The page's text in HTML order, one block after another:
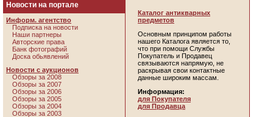
Новости на портале
Информ. агентство
Подписка на новости
Наши партнеры
Авторские права
Банк фотографий
Доска обьявлений
Новости с аукционов
Обзоры за 2008
Обзоры за 2007
Обзоры за 2006
Обзоры за 2005
Обзоры за 2004
Обзоры за 2003
Каталог антикварных
предметов
Основным принципом работы
нашего Каталога является то,
что при помощи Службы
Покупатель и Продавец
связываются напрямую, не
раскрывая свои контактные
данные широким массам.
Информация:
для Покупателя
для Продавца